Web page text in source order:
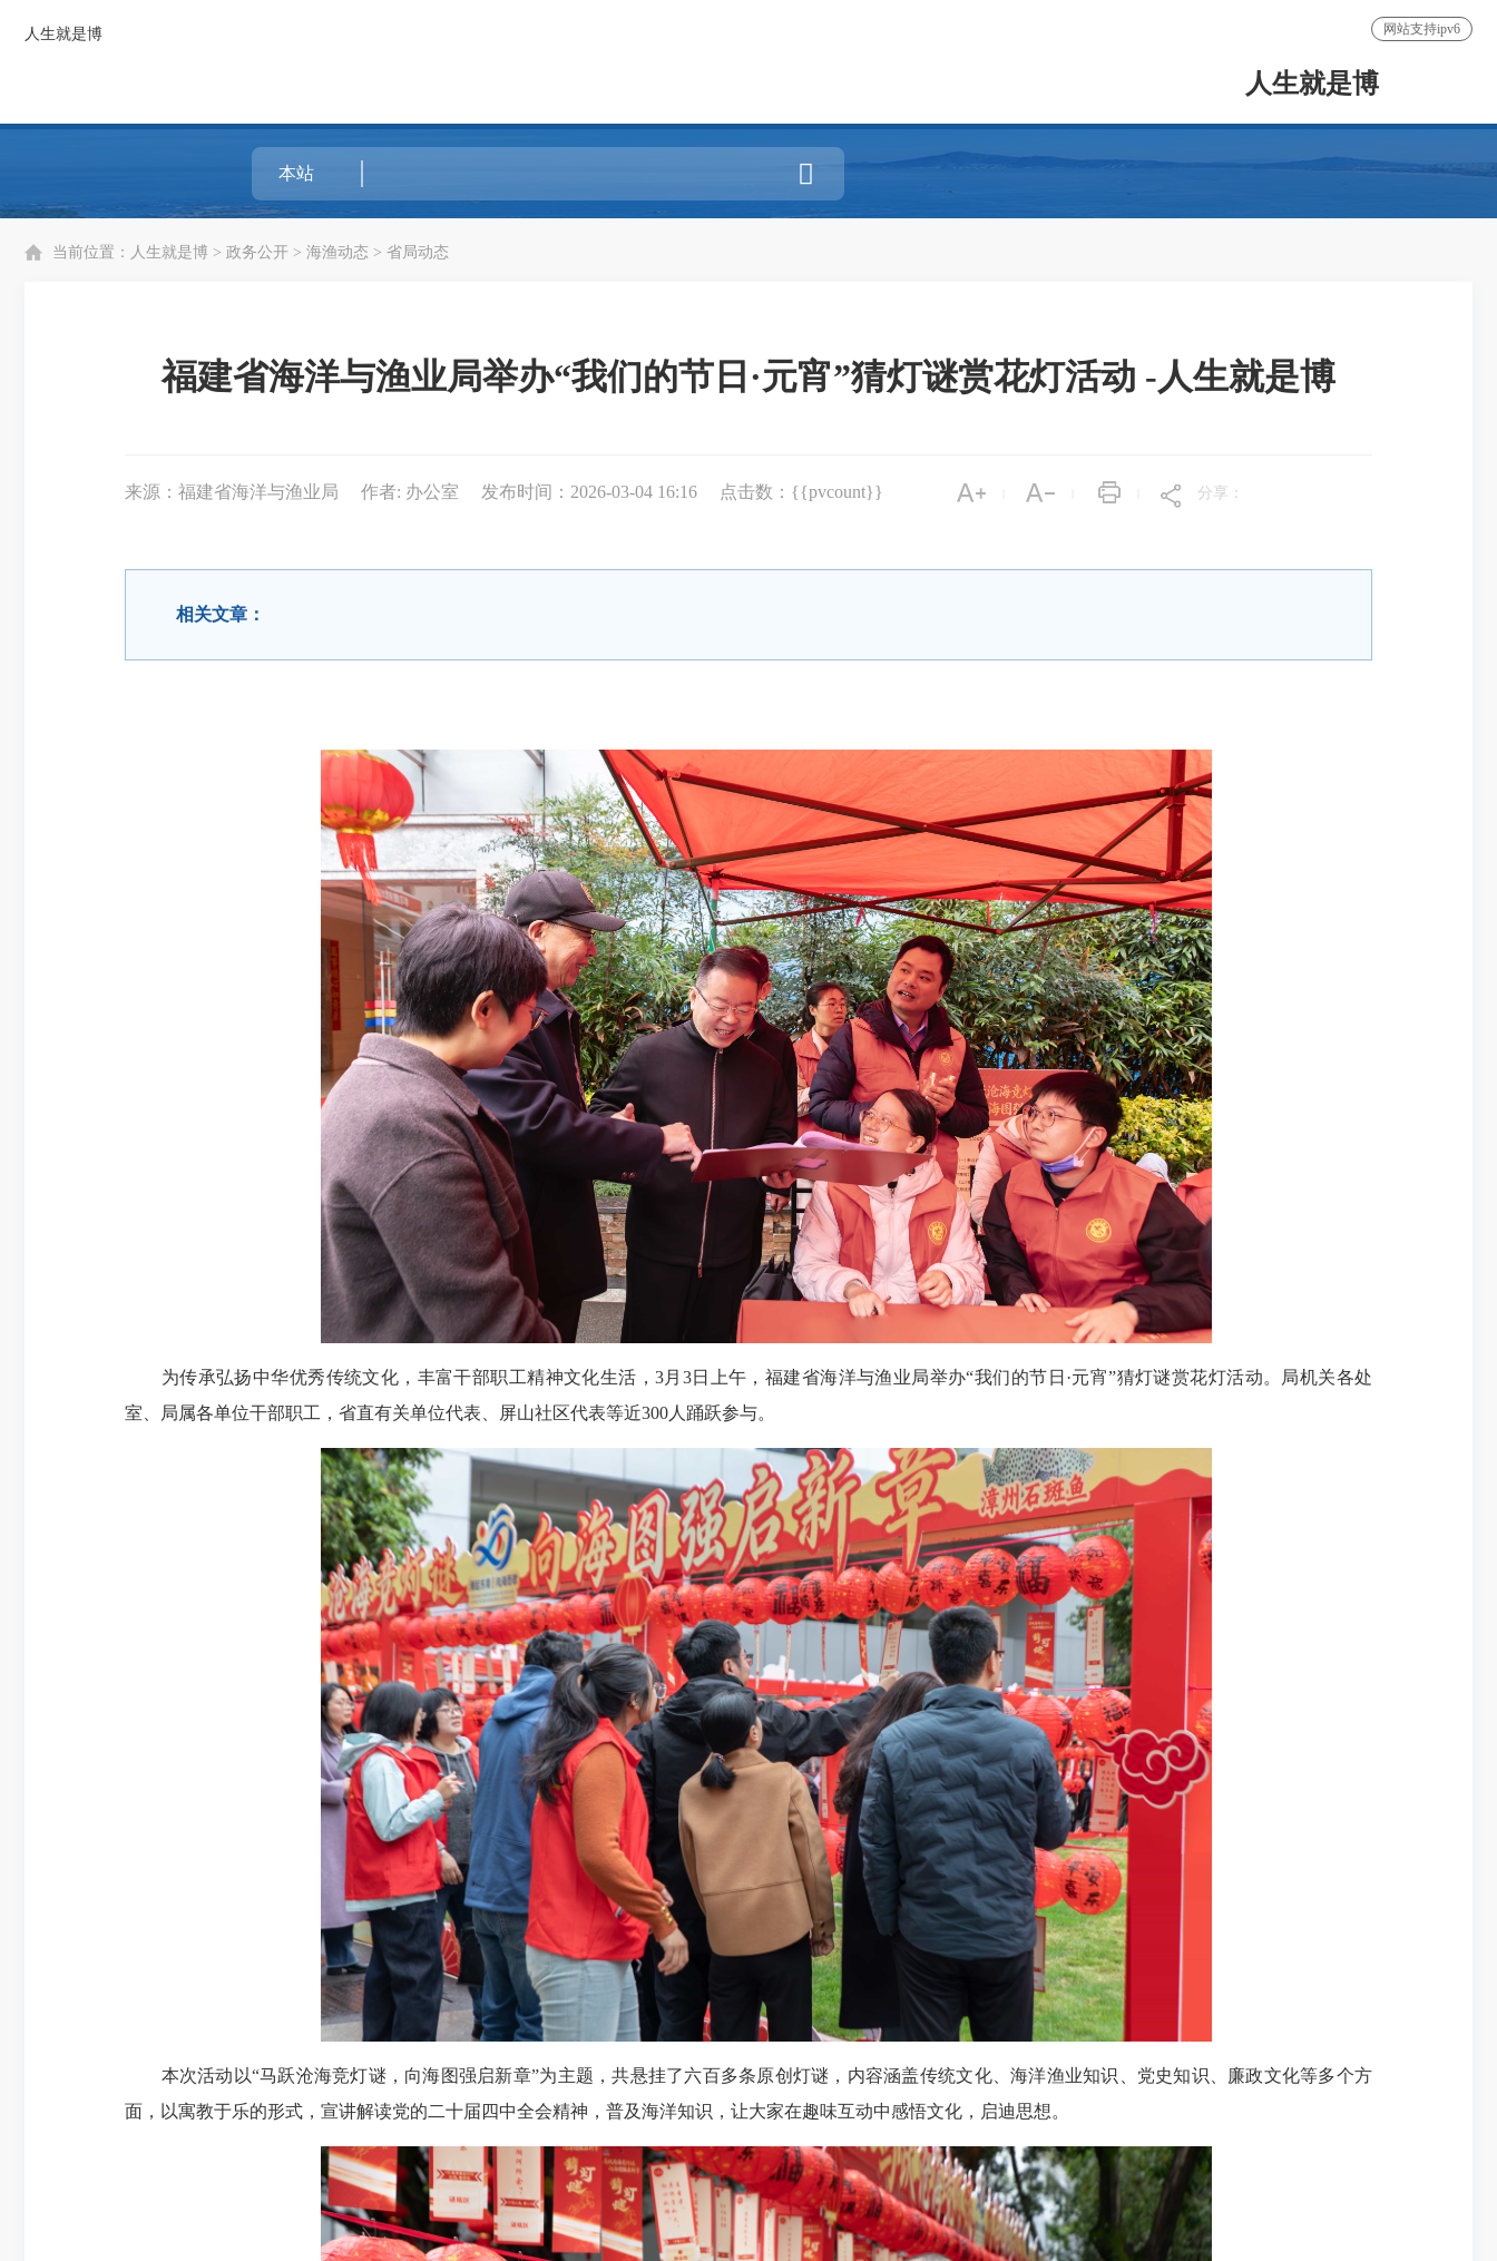
人生就是博 网站支持ipv6
人生就是博

当前位置： 人生就是博 > 政务公开 > 海渔动态 > 省局动态
福建省海洋与渔业局举办“我们的节日·元宵”猜灯谜赏花灯活动 -人生就是博
来源：福建省海洋与渔业局 作者: 办公室 发布时间：2026-03-04 16:16 点击数：{{pvcount}} 分享：
相关文章：
为传承弘扬中华优秀传统文化，丰富干部职工精神文化生活，3月3日上午，福建省海洋与渔业局举办“我们的节日·元宵”猜灯谜赏花灯活动。局机关各处
室、局属各单位干部职工，省直有关单位代表、屏山社区代表等近300人踊跃参与。
本次活动以“马跃沧海竞灯谜，向海图强启新章”为主题，共悬挂了六百多条原创灯谜，内容涵盖传统文化、海洋渔业知识、党史知识、廉政文化等多个方
面，以寓教于乐的形式，宣讲解读党的二十届四中全会精神，普及海洋知识，让大家在趣味互动中感悟文化，启迪思想。